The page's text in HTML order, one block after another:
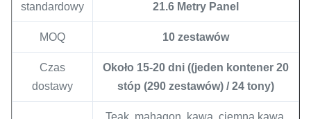
standardowy
21.6 Metry Panel
MOQ 10 zestawów
Czas
dostawy
Około 15-20 dni ((jeden kontener 20
stóp (290 zestawów) / 24 tony)
Teak, mahagon, kawa, ciemna kawa,